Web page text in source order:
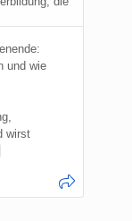
und wie
wirst